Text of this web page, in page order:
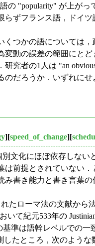
"popularity" が上が
ずフランス語，ドイ
つかの語については
動の誤差の範囲にと
者の1人は "an
だろうか．いずれにせ
][speed_of_change][
文化にほぼ依存しな
前提とされていない
書き能力と書き言葉
たローマ法の文献か
いて紀元533年の
準は語幹レベルでの
たところ，次のような